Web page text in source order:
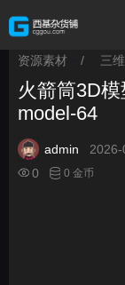
资源素材 / 三
火箭筒3D
model-64
admin
0
0 金币